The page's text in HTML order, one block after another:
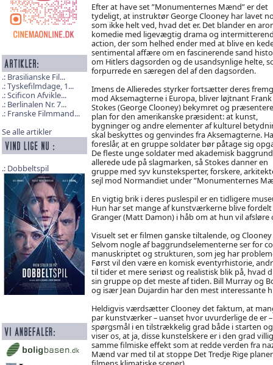
Brasilianske Fil...
Tyskefilmdage, 1...
Scificon Afvikle...
Berlinalen Nr. 7...
Franske Filmmand...
Se alle artikler
Dobbeltspil
Efter at have set ”Monumenternes Mænd” er det
tydeligt, at instruktør George Clooney har lavet
som ikke helt ved, hvad det er. Det blander en
komedie med ligevægtig drama og
action, der som helhed ender med at blive en
sentimental affære om en fascinerende sand
om Hitlers dagsorden og de usandsynlige helte,
forpurrede en særegen del af den dagsorden.
Imens de Allieredes styrker fortsætter deres
mod Aksemagterne i Europa, bliver løjtnant Frank
Stokes (George Clooney) bekymret og
plan for den amerikanske præsident: at kunst,
bygninger og andre elementer af kulturel
skal beskyttes og genvindes fra Aksemagterne.
foreslår, at en gruppe soldater bør påtage sig
De fleste unge soldater med akademisk
allerede ude på slagmarken, så Stokes danner en
gruppe med syv kunsteksperter, forskere,
sejl mod Normandiet under ”Monumenternes
En vigtig brik i deres puslespil er en tidligere
Hun har set mange af kunstværkerne blive
Granger (Matt Damon) i håb om at hun vil
Visuelt set er filmen ganske tiltalende, og
Selvom nogle af baggrundselementerne ser for
manuskriptet og strukturen, som jeg har
Først vil den være en komisk eventyrhistorie,
til tider et mere seriøst og realistisk blik på, hvad
sin gruppe op det meste af tiden. Bill Murray og
og især Jean Dujardin har den mest
Heldigvis værdsætter Clooney det faktum, at
par kunstværker – uanset hvor uvurderlige de er
spørgsmål i en tilstrækkelig grad både i starten
viser os, at ja, disse kunstelskere er i den grad
samme filmiske effekt som at redde verden fra
Mænd var med til at stoppe Det Tredje Rige